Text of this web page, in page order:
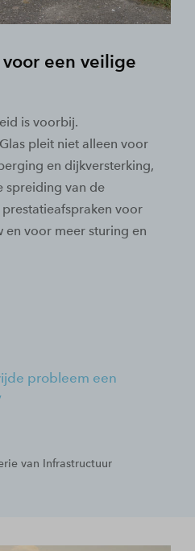
een veilige
is voorbij.
pleit niet alleen voor
en dijkversterking,
spreiding van de
voor
voor meer sturing en
probleem een
van Infrastructuur